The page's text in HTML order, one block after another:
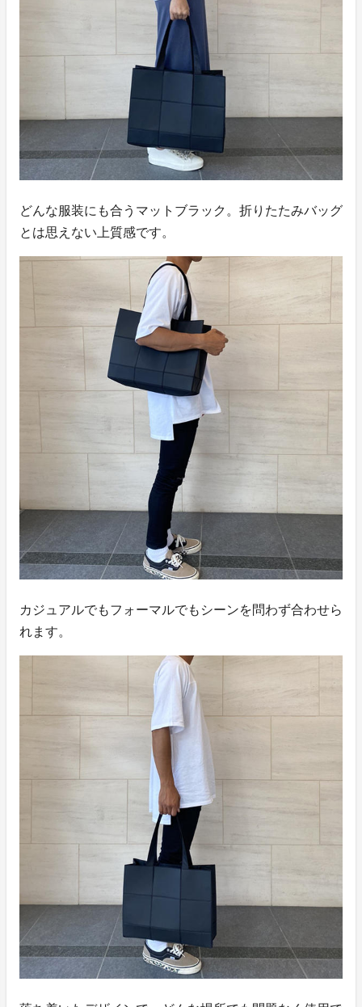
どんな服装にも合うマットブラック。折りたたみバッグ
とは思えない上質感です。
カジュアルでもフォーマルでもシーンを問わず合わせら
れます。